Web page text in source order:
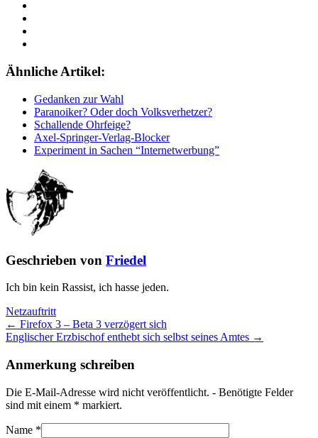
Ähnliche Artikel:
Gedanken zur Wahl
Paranoiker? Oder doch Volksverhetzer?
Schallende Ohrfeige?
Axel-Springer-Verlag-Blocker
Experiment in Sachen “Internetwerbung”
Geschrieben von Friedel
Ich bin kein Rassist, ich hasse jeden.
Netzauftritt
← Firefox 3 – Beta 3 verzögert sich
Englischer Erzbischof enthebt sich selbst seines Amtes →
Anmerkung schreiben
Die E-Mail-Adresse wird nicht veröffentlicht. - Benötigte Felder
sind mit einem * markiert.
Name *